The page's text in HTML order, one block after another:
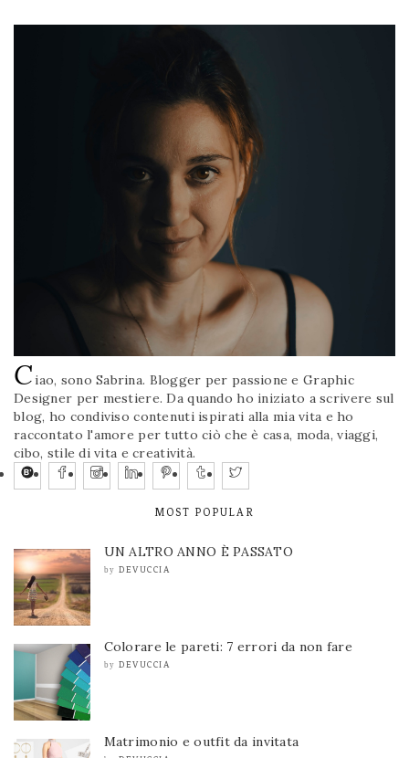
Ciao, sono Sabrina. Blogger per passione e Graphic
Designer per mestiere. Da quando ho iniziato a scrivere sul
blog, ho condiviso contenuti ispirati alla mia vita e ho
raccontato l'amore per tutto ciò che è casa, moda, viaggi,
cibo, stile di vita e creatività.
MOST POPULAR
UN ALTRO ANNO È PASSATO
by DEVUCCIA
Colorare le pareti: 7 errori da non fare
by DEVUCCIA
Matrimonio e outfit da invitata